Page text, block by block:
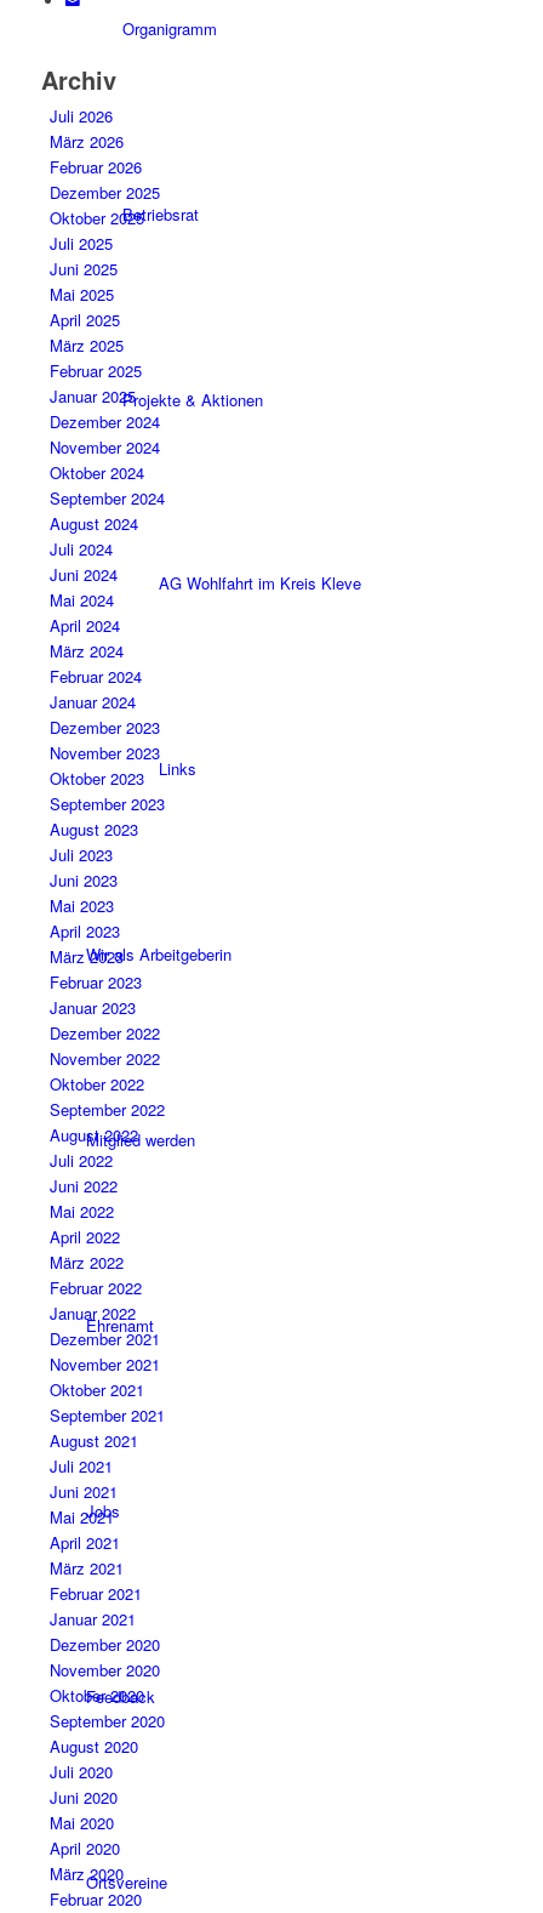
Organigramm
Betriebsrat
Projekte & Aktionen
AG Wohlfahrt im Kreis Kleve
Links
Wir als Arbeitgeberin
Mitglied werden
Ehrenamt
Jobs
Feedback
Ortsvereine
Archiv
Juli 2026
März 2026
Februar 2026
Dezember 2025
Oktober 2025
Juli 2025
Juni 2025
Mai 2025
April 2025
März 2025
Februar 2025
Januar 2025
Dezember 2024
November 2024
Oktober 2024
September 2024
August 2024
Juli 2024
Juni 2024
Mai 2024
April 2024
März 2024
Februar 2024
Januar 2024
Dezember 2023
November 2023
Oktober 2023
September 2023
August 2023
Juli 2023
Juni 2023
Mai 2023
April 2023
März 2023
Februar 2023
Januar 2023
Dezember 2022
November 2022
Oktober 2022
September 2022
August 2022
Juli 2022
Juni 2022
Mai 2022
April 2022
März 2022
Februar 2022
Januar 2022
Dezember 2021
November 2021
Oktober 2021
September 2021
August 2021
Juli 2021
Juni 2021
Mai 2021
April 2021
März 2021
Februar 2021
Januar 2021
Dezember 2020
November 2020
Oktober 2020
September 2020
August 2020
Juli 2020
Juni 2020
Mai 2020
April 2020
März 2020
Februar 2020